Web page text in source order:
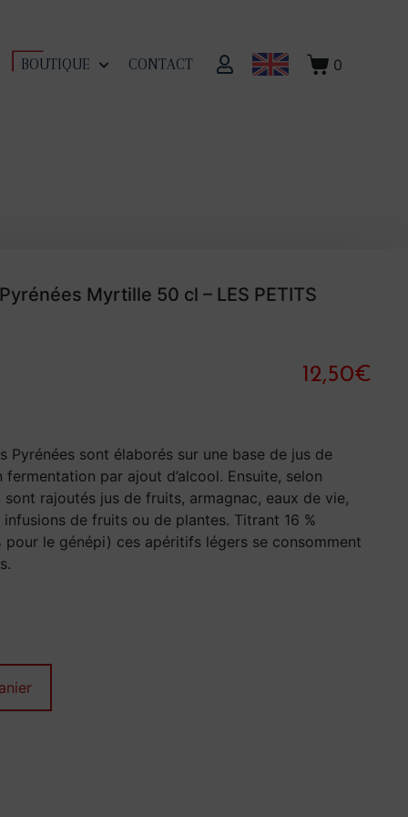
BOUTIQUE CONTACT 0
Myrtille 50 cl – LES PETITS
12,50€
Pyrénées sont élaborés sur une base de jus de
fermentation par ajout d’alcool. Ensuite, selon
rajoutés jus de fruits, armagnac, eaux de vie,
de fruits ou de plantes. Titrant 16 %
pour le génépi) ces apéritifs légers se consomment